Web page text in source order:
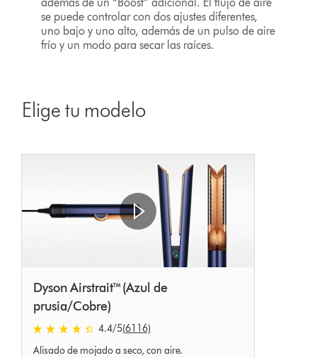
además de un “Boost” adicional. El flujo de aire
se puede controlar con dos ajustes diferentes,
uno bajo y uno alto, además de un pulso de aire
frío y un modo para secar las raíces.
Elige tu modelo
Dyson Airstrait™ (Azul de
prusia/Cobre)
4.4
estrellas
4.4/5(6116)
Alisado de mojado a seco, con aire.